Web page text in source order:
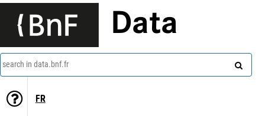
Data
search in data.bnf.fr
FR